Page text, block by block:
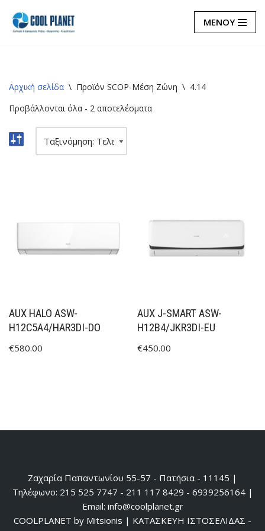
Μεταπηδήστε
ΜΕΝΟΥ
Αρχική σελίδα \ Προϊόν SCOP-Μέση Ζώνη \ 4.14
Προβάλλονται όλα - 2 αποτελέσματα
AUX HALO ASW-
H12C5A4/HAR3DI-DO
€580.00
AUX J-SMART ASW-
H12B4/JKR3DI-EU
€450.00
Ζαχαρία Παπαντωνίου 55-57 - Πατήσια - 11145 |
Τηλέφωνο: 215 525 7747 - 211 117 8429 - 6939256164 |
Email: info@coolplanet.gr
COOLPLANET by Mitsionis | ΚΑΤΑΣΚΕΥΗ ΙΣΤΟΣΕΛΙΔΑΣ -